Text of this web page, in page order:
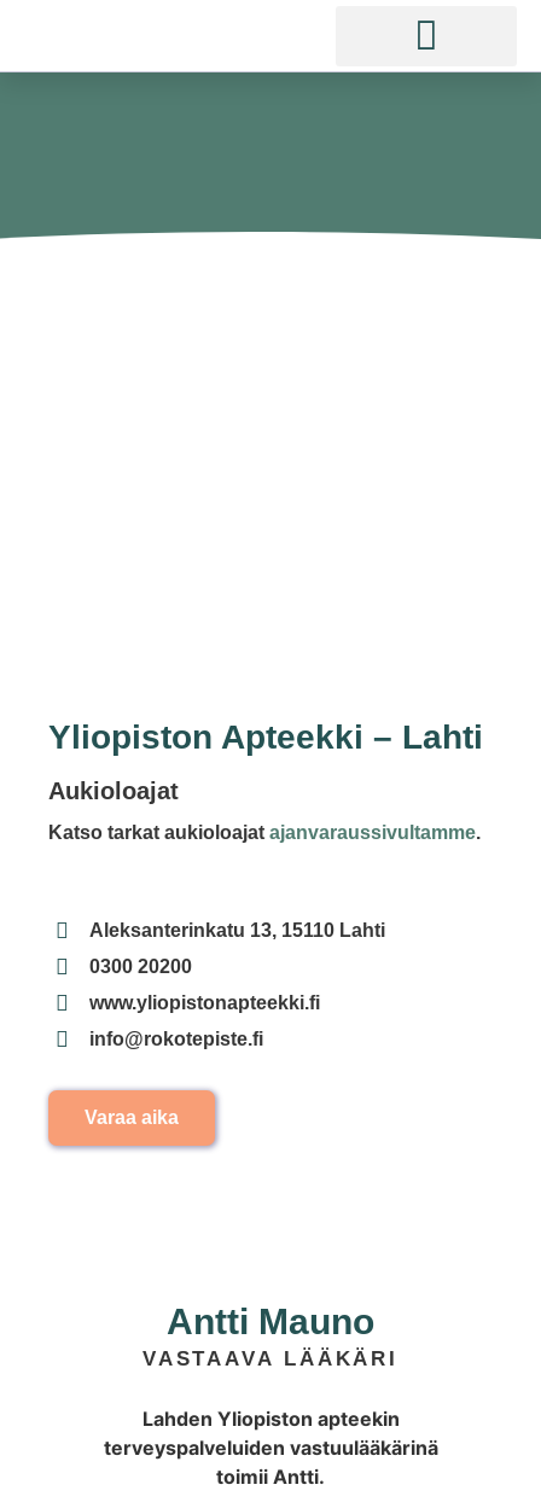
Yliopiston Apteekki – Lahti
Aukioloajat
Katso tarkat aukioloajat ajanvaraussivultamme.
Aleksanterinkatu 13, 15110 Lahti
0300 20200
www.yliopistonapteekki.fi
info@rokotepiste.fi
Varaa aika
Antti Mauno
VASTAAVA LÄÄKÄRI
Lahden Yliopiston apteekin
terveyspalveluiden vastuulääkärinä
toimii Antti.